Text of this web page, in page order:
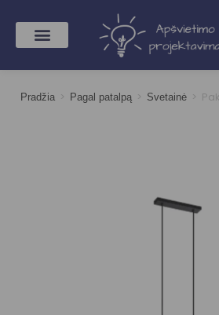
Pradžia > Pagal patalpą > Svetainė >